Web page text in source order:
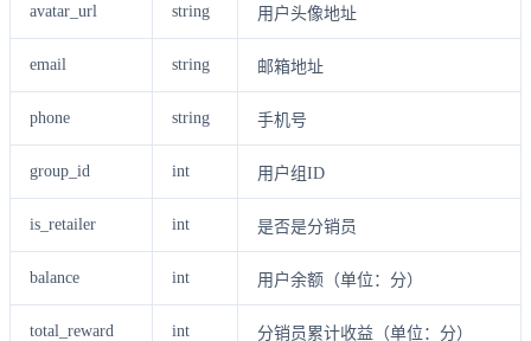
avatar_url string 用户头像地址
email string 邮箱地址
phone string 手机号
group_id int 用户组ID
is_retailer int 是否是分销员
balance int 用户余额（单位：分）
total_reward int 分销员累计收益（单位：分）